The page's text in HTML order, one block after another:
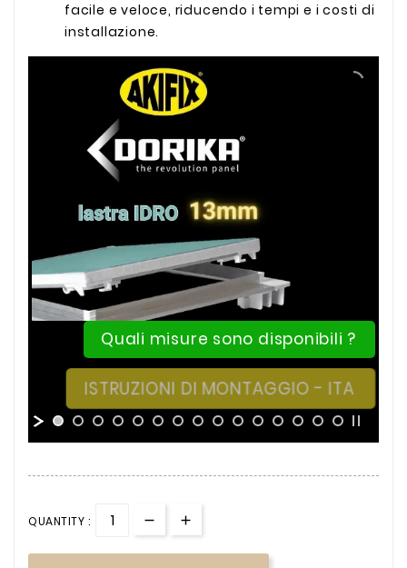
facile e veloce, riducendo i tempi e i costi di
installazione.
ISTRUZIONI DI MONTAGGIO - ITA
Quali misure sono disponibili ?
QUANTITY :